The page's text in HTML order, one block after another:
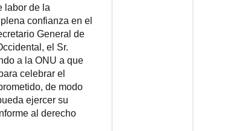
labor de la
confianza en el
General de
el Sr.
a la ONU a que
celebrar el
de modo
ejercer su
al derecho